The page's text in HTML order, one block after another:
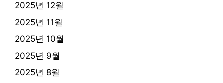
2025년 12월
2025년 11월
2025년 10월
2025년 9월
2025년 8월